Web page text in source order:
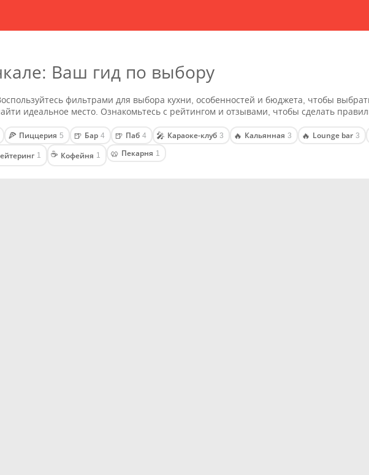
Ваш гид по выбору
фильтрами для выбора кухни, особенностей и бюджета, чтобы
идеальное место. Ознакомьтесь с рейтингом и отзывами, чтобы сделать
🍕 Пиццерия 5 🍺 Бар 4 🍺 Паб 4 🎤 Караоке-клуб 3 🔥 Кальянная 3 🔥 Lounge bar 3
1 ☕ Кофейня 1 🥨 Пекарня 1